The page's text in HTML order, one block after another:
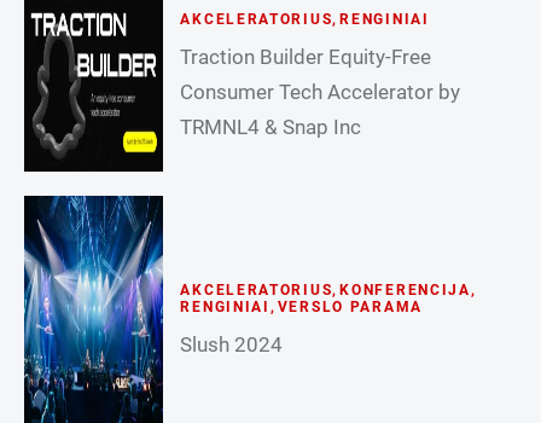
AKCELERATORIUS, RENGINIAI
Traction Builder Equity-Free
Consumer Tech Accelerator by
TRMNL4 & Snap Inc
AKCELERATORIUS, KONFERENCIJA,
RENGINIAI , VERSLO PARAMA
Slush 2024